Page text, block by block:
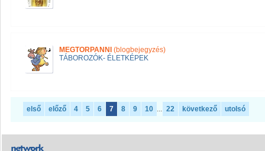
MEGTORPANNI (blogbejegyzés)
TÁBOROZÓK- ÉLETKÉPEK
első előző 4 5 6 7 8 9 10 ... 22 következő utolsó